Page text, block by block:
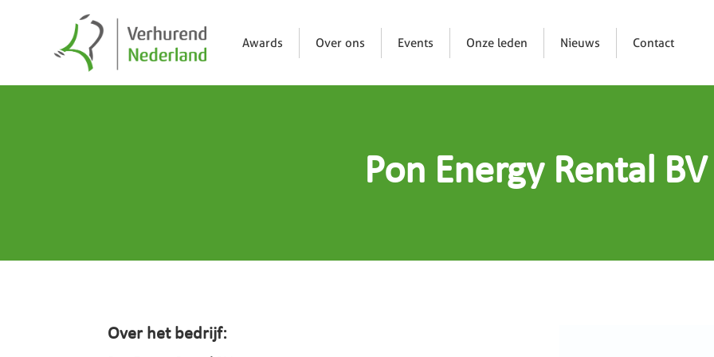
Awards Over ons Events Onze leden Nieuws Contact
Pon Energy Rental BV
Over het bedrijf: